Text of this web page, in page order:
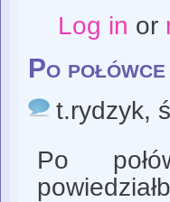
Log in or
Po
t.rydzyk,
Po